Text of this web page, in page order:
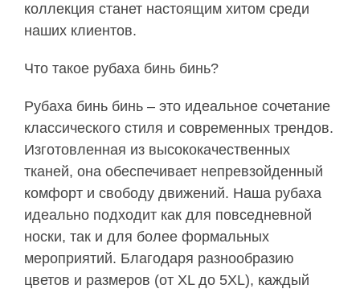
коллекция станет настоящим хитом среди
наших клиентов.
Что такое рубаха бинь бинь?
Рубаха бинь бинь – это идеальное сочетание
классического стиля и современных трендов.
Изготовленная из высококачественных
тканей, она обеспечивает непревзойденный
комфорт и свободу движений. Наша рубаха
идеально подходит как для повседневной
носки, так и для более формальных
мероприятий. Благодаря разнообразию
цветов и размеров (от XL до 5XL), каждый